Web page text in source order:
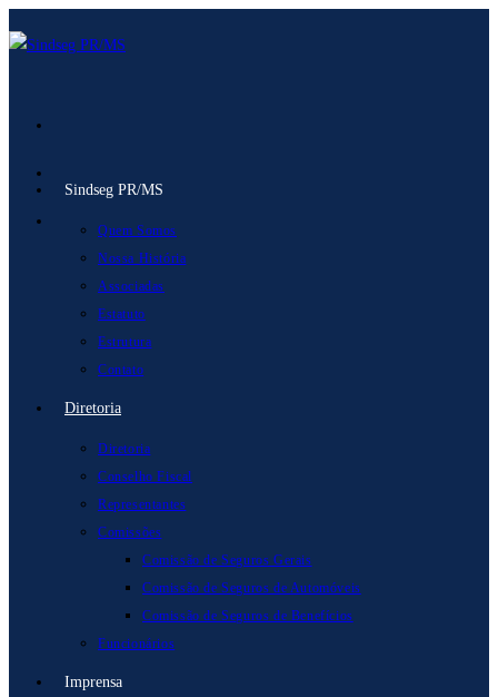
para
Sindseg PR/MS
Quem Somos
Nossa História
Associadas
Estatuto
Estrutura
Contato
Diretoria
Diretoria
Conselho Fiscal
Representantes
Comissões
Comissão de Seguros Gerais
Comissão de Seguros de Automóveis
Comissão de Seguros de Benefícios
Funcionários
Imprensa